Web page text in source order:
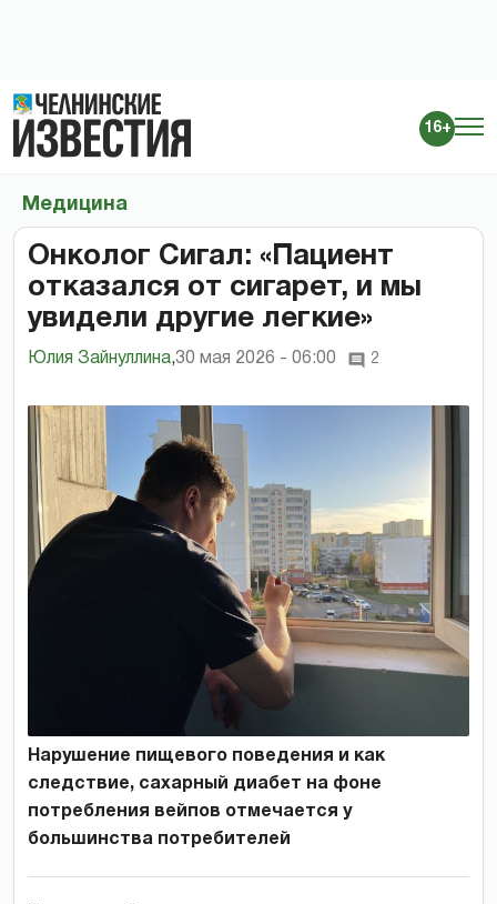
16+
Медицина
Онколог Сигал: «Пациент
отказался от сигарет, и мы
увидели другие легкие»
Юлия Зайнуллина,30 мая 2026 - 06:00 2
Нарушение пищевого поведения и как
следствие, сахарный диабет на фоне
потребления вейпов отмечается у
большинства потребителей